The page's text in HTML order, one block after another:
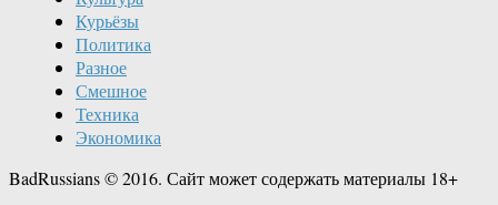
Курьёзы
Политика
Разное
Смешное
Техника
Экономика
BadRussians © 2016. Сайт может содержать материалы 18+